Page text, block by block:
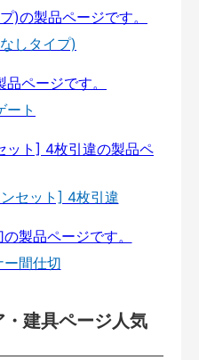
しタイプ)
ート
セット] 4枚引違
ー間仕切
建具ページ人気